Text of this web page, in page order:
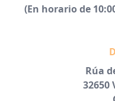
(En horario de
Rúa
32650